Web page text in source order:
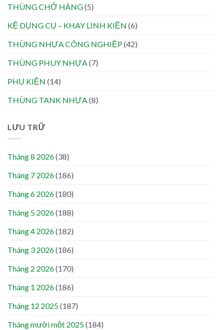
THÙNG CHỞ HÀNG(5)
KỆ DỤNG CỤ – KHAY LINH KIỆN (6)
THÙNG NHỰA CÔNG NGHIỆP(42)
THÙNG PHUY NHỰA (7)
PHỤ KIỆN (14)
THÙNG TANK NHỰA (8)
LƯU TRỮ
Tháng 8 2026(38)
Tháng 7 2026(186)
Tháng 6 2026(180)
Tháng 5 2026(188)
Tháng 4 2026(182)
Tháng 3 2026(186)
Tháng 2 2026(170)
Tháng 1 2026(186)
Tháng 12 2025(187)
Tháng mười một 2025(184)